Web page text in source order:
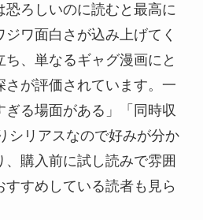
恐ろしいのに読むと最高に
ワ面白さが込み上げてく
、単なるギャグ漫画にと
さが評価されています。一
る場面がある」「同時収
シリアスなので好みが分か
購入前に試し読みで雰囲
すめしている読者も見ら